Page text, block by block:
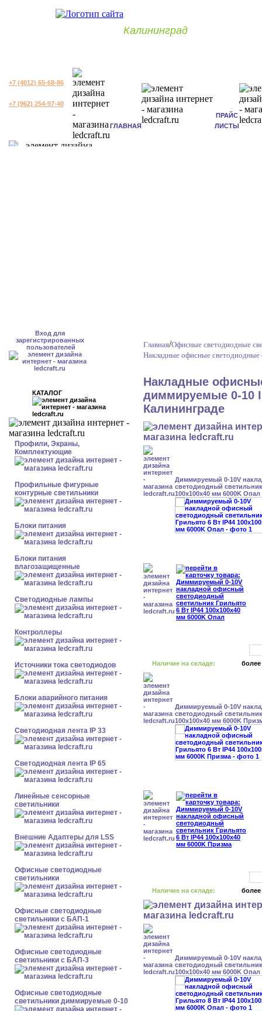
Калининград
+7 (4012) 65-68-86
+7 (962) 254-97-40
ГЛАВНАЯ
ПРАЙС
ЛИСТЫ
Вход для
зарегистрированных
пользователей
КАТАЛОГ
Профили, Экраны,
Комплектующие
Профильные фигурные
контурные светильники
Блоки питания
Блоки питания
влагозащищенные
Светодиодные лампы
Контроллеры
Источники тока светодиодов
Блоки аварийного питания
Светодиодная лента IP 33
Светодиодная лента IP 65
Линейные сенсорные
светильники
Внешние Адаптеры для LSS
Офисные светодиодные
светильники
Офисные светодиодные
светильники с БАП-1
Офисные светодиодные
светильники с БАП-3
Офисные светодиодные
светильники диммируемые 0-10
Главная/Офисные светодиодные
Накладные офисные
Накладные
диммируемые 0-10
Калининграде
Диммируемый 0-10V
светодиодный
100x100x40 мм 6000K Опал
Наличие на складе: более
Диммируемый 0-10V
светодиодный
100x100x40 мм 6000K
Наличие на складе: более
Диммируемый 0-10V
светодиодный
100x100x40 мм 6000K Опал